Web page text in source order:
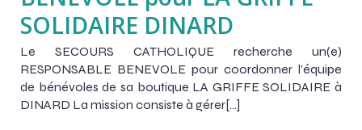
SOLIDAIRE DINARD
Le SECOURS CATHOLIQUE recherche un(e)
RESPONSABLE BENEVOLE pour coordonner l’équipe
de bénévoles de sa boutique LA GRIFFE SOLIDAIRE à
DINARD La mission consiste à gérer[…]